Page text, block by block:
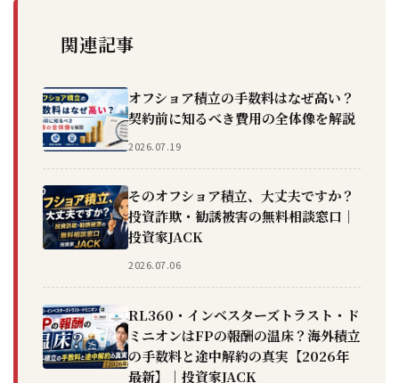
関連記事
オフショア積立の手数料はなぜ高い？
契約前に知るべき費用の全体像を解説
2026.07.19
そのオフショア積立、大丈夫ですか？
投資詐欺・勧誘被害の無料相談窓口｜
投資家JACK
2026.07.06
RL360・インベスターズトラスト・ド
ミニオンはFPの報酬の温床？海外積立
の手数料と途中解約の真実【2026年
最新】｜投資家JACK